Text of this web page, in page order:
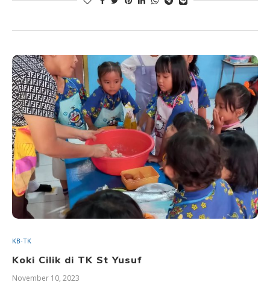
KB-TK
Koki Cilik di TK St Yusuf
November 10, 2023